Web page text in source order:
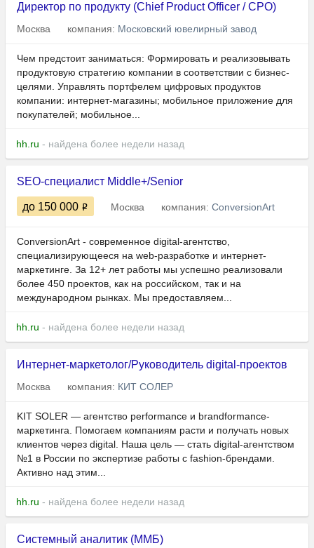
Директор по продукту (Chief Product Officer / CPO)
Москва компания: Московский ювелирный завод
Чем предстоит заниматься: Формировать и реализовывать
продуктовую стратегию компании в соответствии с бизнес-
целями. Управлять портфелем цифровых продуктов
компании: интернет-магазины; мобильное приложение для
покупателей; мобильное...
hh.ru - найдена более недели назад
SEO-специалист Middle+/Senior
до 150 000 Москва компания: ConversionArt
ConversionArt - современное digital-агентство,
специализирующееся на web-разработке и интернет-
маркетинге. За 12+ лет работы мы успешно реализовали
более 450 проектов, как на российском, так и на
международном рынках. Мы предоставляем...
hh.ru - найдена более недели назад
Интернет-маркетолог/Руководитель digital-проектов
Москва компания: КИТ СОЛЕР
KIT SOLER — агентство performance и brandformance-
маркетинга. Помогаем компаниям расти и получать новых
клиентов через digital. Наша цель — стать digital-агентством
№1 в России по экспертизе работы с fashion-брендами.
Активно над этим...
hh.ru - найдена более недели назад
Системный аналитик (ММБ)